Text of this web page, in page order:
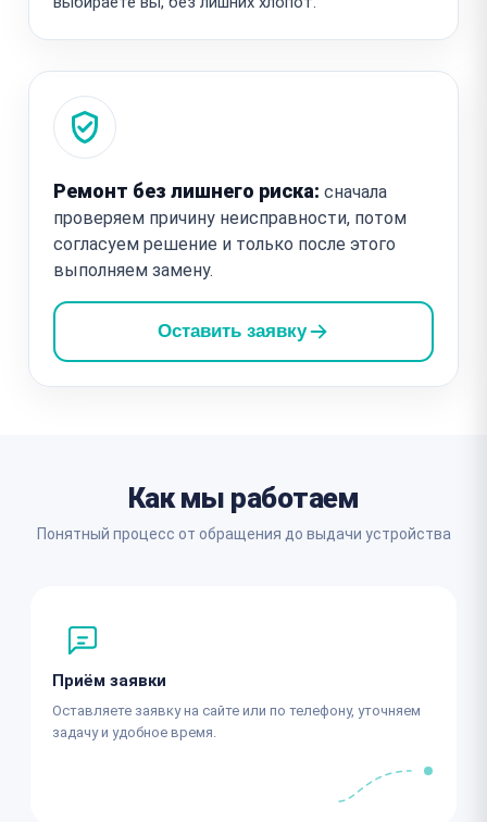
Ремонт без лишнего риска: сначала
проверяем причину неисправности, потом
согласуем решение и только после этого
выполняем замену.
Оставить заявку
Как мы работаем
Понятный процесс от обращения до выдачи устройства
Приём заявки
Оставляете заявку на сайте или по телефону, уточняем
задачу и удобное время.